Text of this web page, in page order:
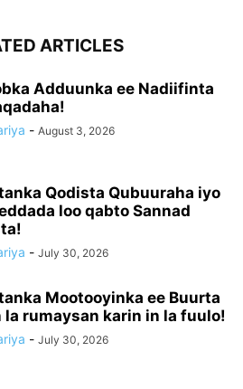
ARTICLES
Adduunka ee Nadiifinta
- August 3, 2026
Qodista Qubuuraha iyo
loo qabto Sannad
- July 30, 2026
Mootooyinka ee Buurta
la rumaysan karin in la fuulo!
- July 30, 2026